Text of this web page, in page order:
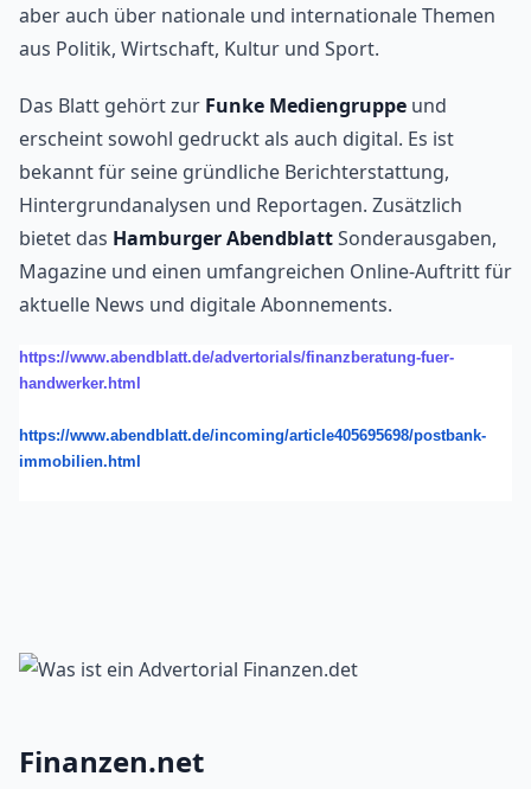
aber auch über nationale und internationale Themen
aus Politik, Wirtschaft, Kultur und Sport.
Das Blatt gehört zur Funke Mediengruppe und
erscheint sowohl gedruckt als auch digital. Es ist
bekannt für seine gründliche Berichterstattung,
Hintergrundanalysen und Reportagen. Zusätzlich
bietet das Hamburger AbendblattSonderausgaben,
Magazine und einen umfangreichen Online-Auftritt für
aktuelle News und digitale Abonnements.
https://www.abendblatt.de/advertorials/finanzberatung-fuer-
handwerker.html
https://www.abendblatt.de/incoming/article405695698/postbank-
immobilien.html
Finanzen.net